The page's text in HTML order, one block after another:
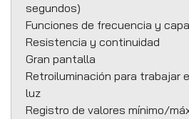
segundos)
Funciones de frecuencia y
Resistencia y continuidad
Gran pantalla
Retroiluminación para trabajar
luz
Registro de valores mínimo/